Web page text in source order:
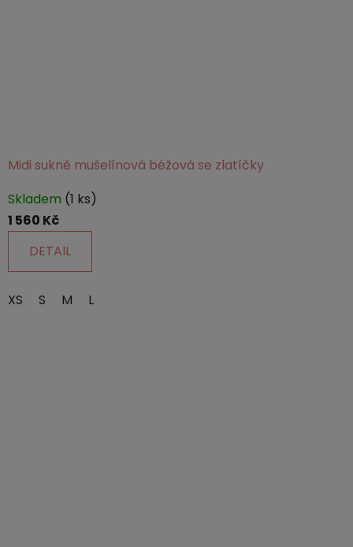
Midi sukně mušelínová béžová se zlatíčky
hodnocení
produktu
5,0
z
Skladem (1 ks)
1 560 Kč
DETAIL
XS S M L